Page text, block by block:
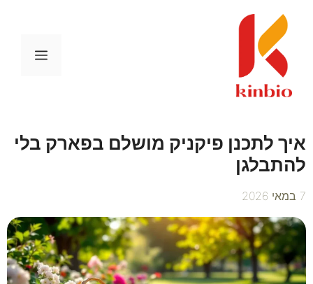
לתוכן
תפריט
איך לתכנן פיקניק מושלם בפארק בלי
להתבלגן
7 במאי 2026